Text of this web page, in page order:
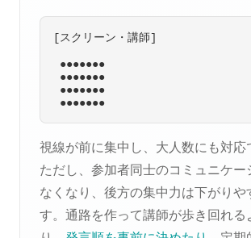
[スクリーン・講師]
●●●●●●●
●●●●●●●
●●●●●●●
視線が前に集中し、大人数にも対応
ただし、参加者同士のコミュニケー
なくなり、後方の集中力は下がりや
す。通路を作って講師が歩き回れる